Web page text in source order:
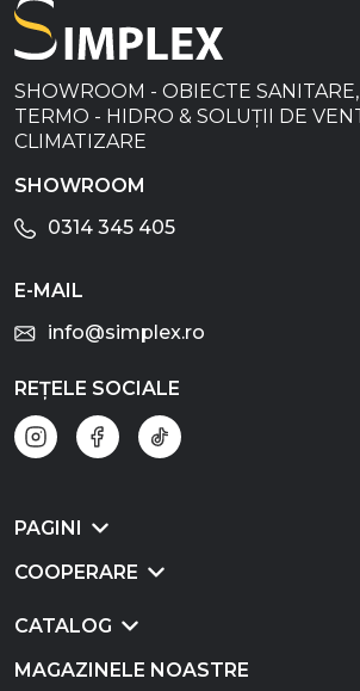
SHOWROOM - OBIECTE
TERMO - HIDRO & SOLUȚII DE
CLIMATIZARE
SHOWROOM
0314 345 405
E-MAIL
info@simplex.ro
REȚELE SOCIALE
PAGINI
COOPERARE
CATALOG
MAGAZINELE NOASTRE